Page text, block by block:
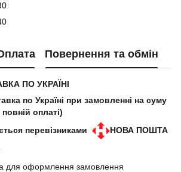
Повернення та обмін
ПО УКРАЇНІ
по Україні при замовленні на суму
оплаті)
перевізниками
НОВА ПОШТА
для оформлення замовлення